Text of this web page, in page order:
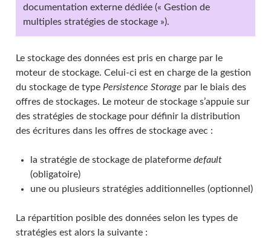
documentation externe dédiée (« Gestion de
multiples stratégies de stockage »).
Le stockage des données est pris en charge par le
moteur de stockage. Celui-ci est en charge de la gestion
du stockage de type Persistence Storage par le biais des
offres de stockages. Le moteur de stockage s’appuie sur
des stratégies de stockage pour définir la distribution
des écritures dans les offres de stockage avec :
la stratégie de stockage de plateforme default
(obligatoire)
une ou plusieurs stratégies additionnelles (optionnel)
La répartition posible des données selon les types de
stratégies est alors la suivante :